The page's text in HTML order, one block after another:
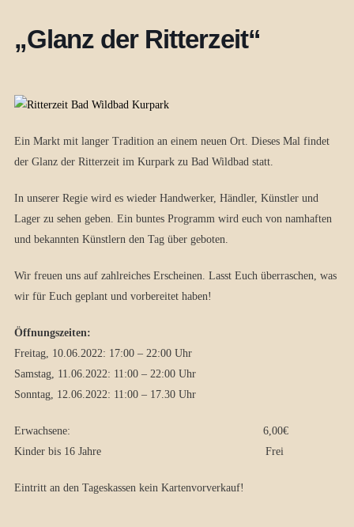
„Glanz der Ritterzeit“
Ein Markt mit langer Tradition an einem neuen Ort. Dieses Mal findet
der Glanz der Ritterzeit im Kurpark zu Bad Wildbad statt.
In unserer Regie wird es wieder Handwerker, Händler, Künstler und
Lager zu sehen geben. Ein buntes Programm wird euch von namhaften
und bekannten Künstlern den Tag über geboten.
Wir freuen uns auf zahlreiches Erscheinen. Lasst Euch überraschen, was
wir für Euch geplant und vorbereitet haben!
Öffnungszeiten:
Freitag, 10.06.2022: 17:00 – 22:00 Uhr
Samstag, 11.06.2022: 11:00 – 22:00 Uhr
Sonntag, 12.06.2022: 11:00 – 17.30 Uhr
Erwachsene: 6,00€
Kinder bis 16 Jahre Frei
Eintritt an den Tageskassen kein Kartenvorverkauf!